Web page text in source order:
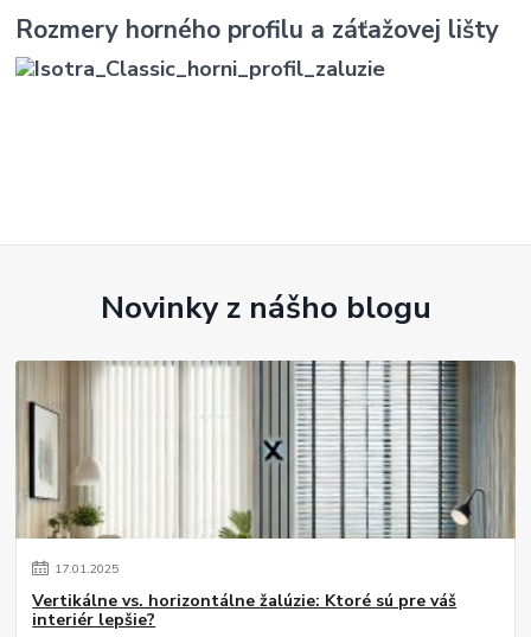
Rozmery horného profilu a záťažovej lišty
Novinky z nášho blogu
17.01.2025
Vertikálne vs. horizontálne žalúzie: Ktoré sú pre váš
interiér lepšie?